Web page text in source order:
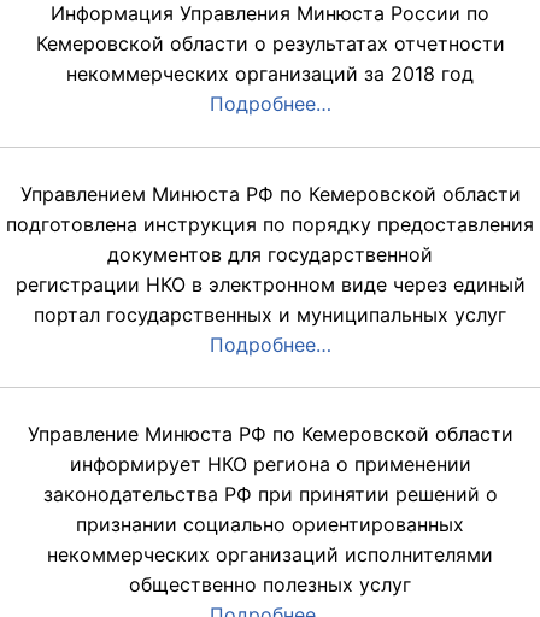
Информация Управления Минюста России по
Кемеровской области о результатах отчетности
некоммерческих организаций за 2018 год
Подробнее…
Управлением Минюста РФ по Кемеровской области
подготовлена инструкция по порядку предоставления
документов для государственной
регистрации НКО в электронном виде через единый
портал государственных и муниципальных услуг
Подробнее…
Управление Минюста РФ по Кемеровской области
информирует НКО региона о применении
законодательства РФ при принятии решений о
признании социально ориентированных
некоммерческих организаций исполнителями
общественно полезных услуг